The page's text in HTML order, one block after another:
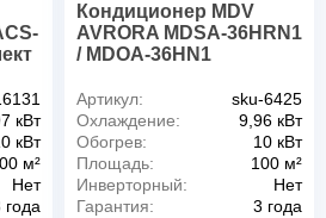
кВт
кВт
м²
Нет
года
Кондиционер MDV
AVRORA MDSA-36HRN1
/ MDOA-36HN1
Артикул:
sku-6425
Охлаждение:
9,96 кВт
Обогрев:
10 кВт
Площадь:
100 м²
Инверторный:
Нет
Гарантия:
3 года